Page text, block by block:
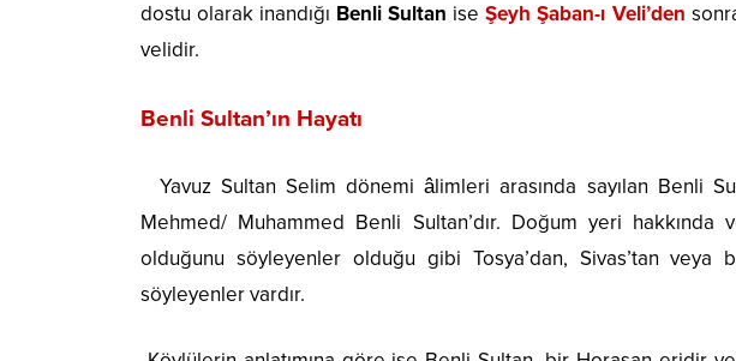
dostu olarak inandığı Benli Sultan iseŞeyh Şaban-ı Veli’den
velidir.
Benli Sultan’ın Hayatı
Yavuz Sultan Selim dönemi âlimleri arasında sayılan Benli
Mehmed/ Muhammed Benli Sultan’dır. Doğum yeri
olduğunu söyleyenler olduğu gibi Tosya’dan, Sivas’tan
söyleyenler vardır.